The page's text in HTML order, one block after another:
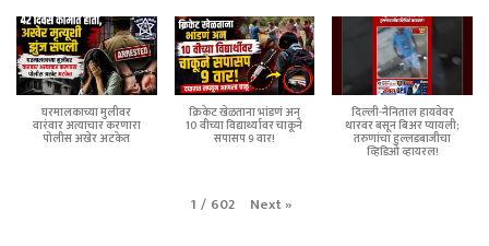
घरमालकाच्या मुलीवर
वारंवार अत्याचार करणारा
पोलीस अखेर अटकेत
क्रिकेट खेळताना भांडणं अन्
10 वीच्या विद्यार्थ्यावर चाकूने
सपासप 9 वार!
दिल्ली-नैनिताल हायवेवर
थारवर बसून बिअर प्यायली;
तरुणांचा हुल्लडबाजीचा
व्हिडिओ व्हायरल!
1 / 602 Next»